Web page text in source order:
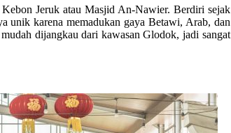
Jeruk atau Masjid An-Nawier. Berdiri sejak
unik karena memadukan gaya Betawi, Arab, dan
dijangkau dari kawasan Glodok, jadi sangat